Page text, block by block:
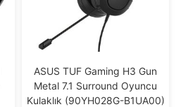
ASUS TUF Gaming H3 Gun
Metal 7.1 Surround Oyuncu
Kulaklık (90YH028G-B1UA00)